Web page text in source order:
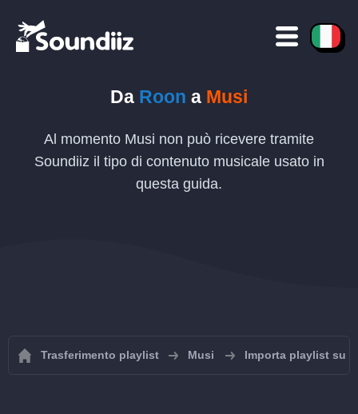
Da Roon a Musi
Al momento Musi non può ricevere tramite
Soundiiz il tipo di contenuto musicale usato in
questa guida.
Trasferimento playlist Musi Importa playlist su